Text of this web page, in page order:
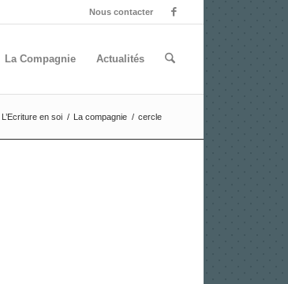
Nous contacter
La Compagnie Actualités
L’Ecriture en soi / La compagnie / cercle